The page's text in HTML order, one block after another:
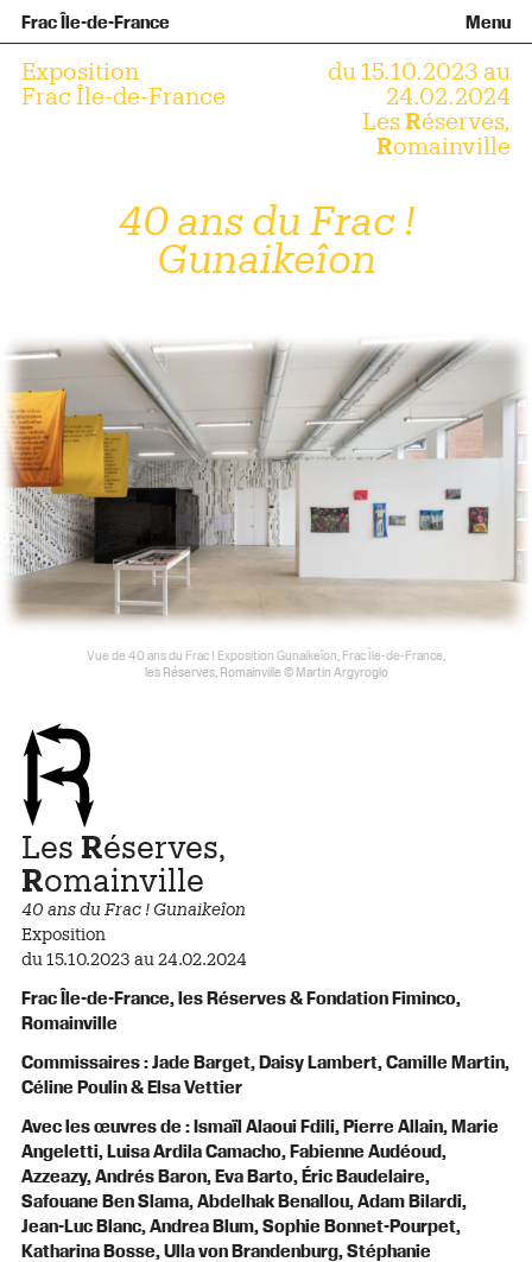
Frac Île-de-France Menu
Qu’est-ce qu’un Frac ?
Prêts d’œuvres
Diffusion hors les murs
Informations pratiques
Venir au Frac
Contact
Visites et ateliers
Familles et enfants
Ados et adultes
Groupes
Accessibilité
Fr En
Exposition
Frac Île-de-France
du 15.10.2023 au
24.02.2024
LesRéserves,
Romainville
40 ans du Frac !
Gunaikeîon
Vue de 40 ans du Frac ! Exposition Gunaikeîon, Frac Île-de-France,
les Réserves, Romainville © Martin Argyroglo
Les Réserves,
Romainville
40 ans du Frac ! Gunaikeîon
Exposition
du 15.10.2023 au 24.02.2024
Frac Île-de-France, les Réserves & Fondation Fiminco,
Romainville
Commissaires : Jade Barget, Daisy Lambert, Camille Martin,
Céline Poulin & Elsa Vettier
Avec les œuvres de : Ismaïl Alaoui Fdili, Pierre Allain, Marie
Angeletti, Luisa Ardila Camacho, Fabienne Audéoud,
Azzeazy, Andrés Baron, Eva Barto, Éric Baudelaire,
Safouane Ben Slama, Abdelhak Benallou, Adam Bilardi,
Jean-Luc Blanc, Andrea Blum, Sophie Bonnet-Pourpet,
Katharina Bosse, Ulla von Brandenburg, Stéphanie